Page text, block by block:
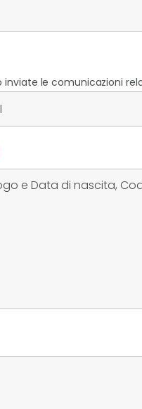
inviate le comunicazioni